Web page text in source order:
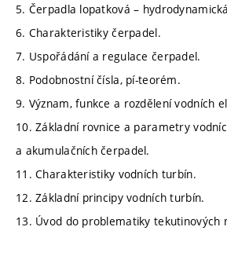
5. Čerpadla lopatková –
6. Charakteristiky čerpadel.
7. Uspořádání a regulace čerpadel.
8. Podobnostní čísla, pí-teorém.
9. Význam, funkce a rozdělení vodních
10. Základní rovnice a parametry
a akumulačních čerpadel.
11. Charakteristiky vodních turbín.
12. Základní principy vodních turbín.
13. Úvod do problematiky tekutinových